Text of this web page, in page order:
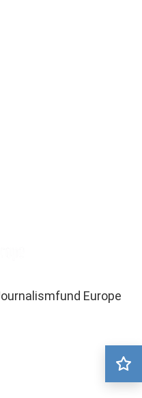
Europe